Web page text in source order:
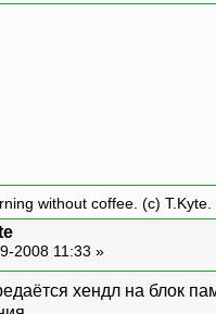
without coffee. (c) T.Kyte.
2008 11:33 »
хендл на блок